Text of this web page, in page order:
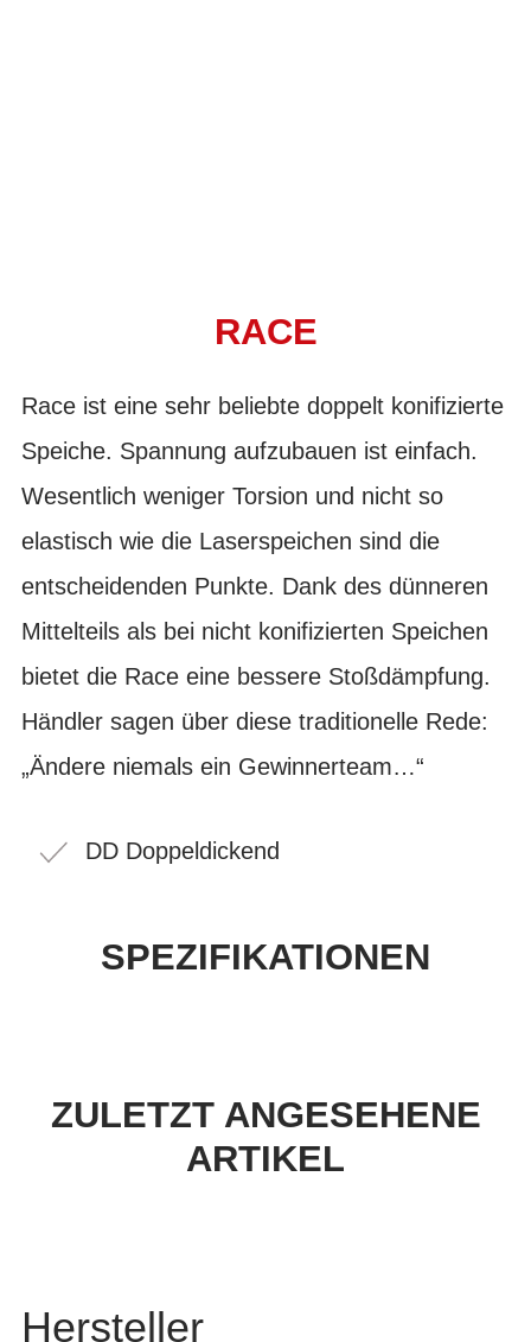
RACE
Race ist eine sehr beliebte doppelt konifizierte
Speiche. Spannung aufzubauen ist einfach.
Wesentlich weniger Torsion und nicht so
elastisch wie die Laserspeichen sind die
entscheidenden Punkte. Dank des dünneren
Mittelteils als bei nicht konifizierten Speichen
bietet die Race eine bessere Stoßdämpfung.
Händler sagen über diese traditionelle Rede:
„Ändere niemals ein Gewinnerteam…“
DD Doppeldickend
SPEZIFIKATIONEN
ZULETZT ANGESEHENE
ARTIKEL
Hersteller